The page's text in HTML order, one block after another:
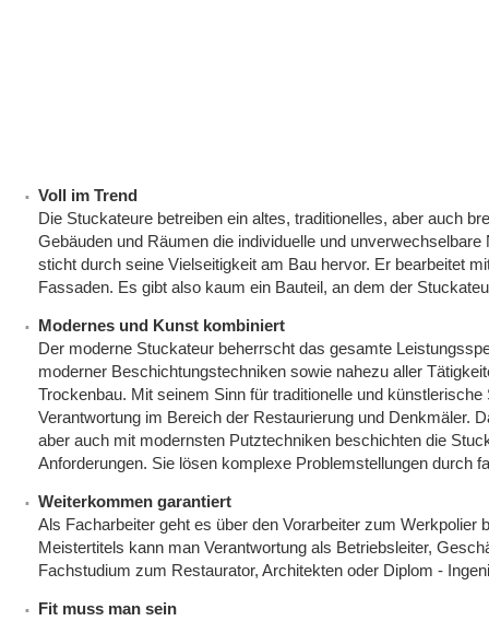
Voll im Trend
Die Stuckateure betreiben ein altes, traditionelles, aber auch
Gebäuden und Räumen die individuelle und
sticht durch seine Vielseitigkeit am Bau hervor. Er bearbeitet
Fassaden. Es gibt also kaum ein Bauteil, an dem der
Modernes und Kunst kombiniert
Der moderne Stuckateur beherrscht das gesamte
moderner Beschichtungstechniken sowie nahezu aller
Trockenbau. Mit seinem Sinn für traditionelle und
Verantwortung im Bereich der Restaurierung und Denkmäler.
aber auch mit modernsten Putztechniken beschichten die
Anforderungen. Sie lösen komplexe Problemstellungen durch
Weiterkommen garantiert
Als Facharbeiter geht es über den Vorarbeiter zum
Meistertitels kann man Verantwortung als Betriebsleiter,
Fachstudium zum Restaurator, Architekten oder Diplom -
Fit muss man sein